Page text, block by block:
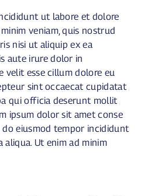
ut labore et dolore
veniam, quis nostrud
nisi ut aliquip ex ea
aute irure dolor in
velit esse cillum dolore eu
sint occaecat cupidatat
qui officia deserunt mollit
ipsum dolor sit amet conse
eiusmod tempor incididunt
Ut enim ad minim